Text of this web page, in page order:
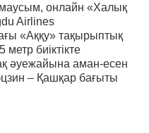
онлайн «Халық
Airlines
«Аққу» тақырыптық
метр биіктікте
әуежайына аман-есен
– Қашқар бағыты